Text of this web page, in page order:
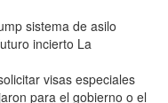
sistema de asilo
incierto La
visas especiales
para el gobierno o el